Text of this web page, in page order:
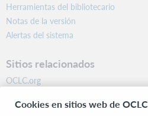
Herramientas del bibliotecario
Notas de la versión
Alertas del sistema
Sitios relacionados
OCLC.org
Centro comunitario
Cookies en sitios web de OCLC